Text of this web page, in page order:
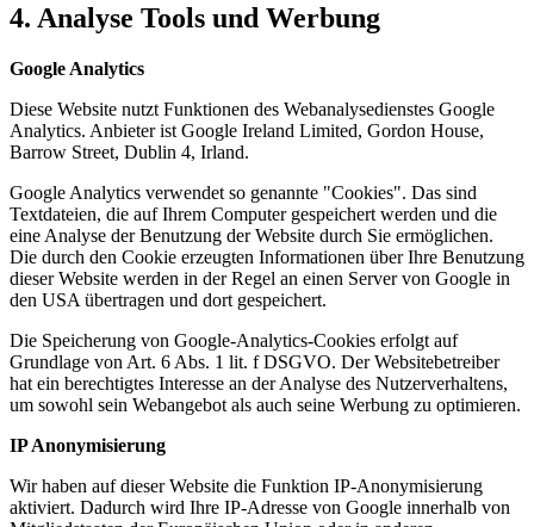
4. Analyse Tools und Werbung
Google Analytics
Diese Website nutzt Funktionen des Webanalysedienstes Google
Analytics. Anbieter ist Google Ireland Limited, Gordon House,
Barrow Street, Dublin 4, Irland.
Google Analytics verwendet so genannte "Cookies". Das sind
Textdateien, die auf Ihrem Computer gespeichert werden und die
eine Analyse der Benutzung der Website durch Sie ermöglichen.
Die durch den Cookie erzeugten Informationen über Ihre Benutzung
dieser Website werden in der Regel an einen Server von Google in
den USA übertragen und dort gespeichert.
Die Speicherung von Google-Analytics-Cookies erfolgt auf
Grundlage von Art. 6 Abs. 1 lit. f DSGVO. Der Websitebetreiber
hat ein berechtigtes Interesse an der Analyse des Nutzerverhaltens,
um sowohl sein Webangebot als auch seine Werbung zu optimieren.
IP Anonymisierung
Wir haben auf dieser Website die Funktion IP-Anonymisierung
aktiviert. Dadurch wird Ihre IP-Adresse von Google innerhalb von